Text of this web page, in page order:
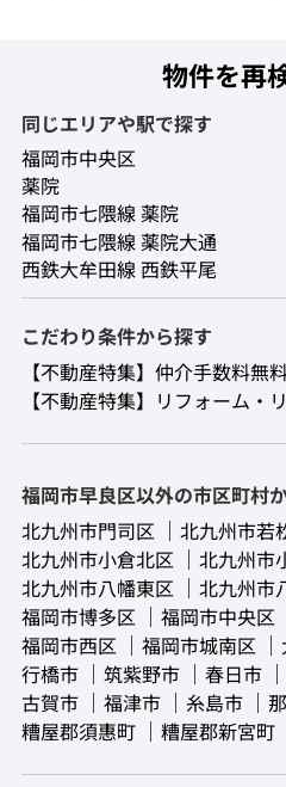
物件を再
同じエリアや駅で探す
福岡市中央区
薬院
福岡市七隈線 薬院
福岡市七隈線 薬院大通
西鉄大牟田線 西鉄平尾
こだわり条件から探す
【不動産特集】仲介手数料無
【不動産特集】リフォーム・
福岡市早良区以外の市区町村
北九州市門司区
北九州市若
北九州市小倉北区
北九州市
北九州市八幡東区
北九州市
福岡市博多区
福岡市中央区
福岡市西区
福岡市城南区
行橋市
筑紫野市 春日市
古賀市
福津市 糸島市
糟屋郡須惠町
糟屋郡新宮町